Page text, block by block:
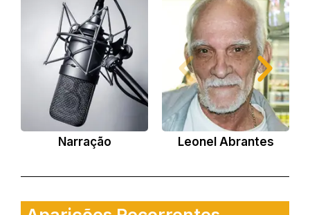
Narração Leonel Abrantes